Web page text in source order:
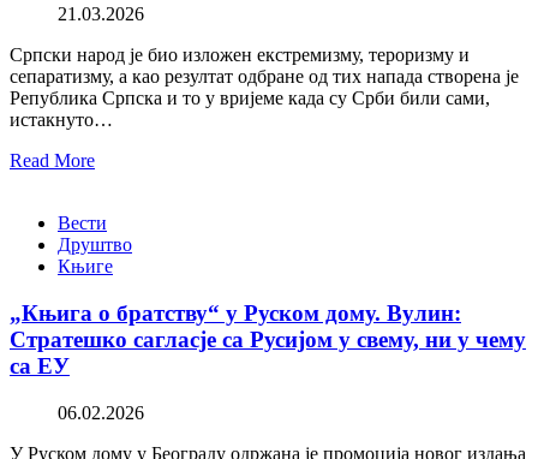
21.03.2026
Српски народ је био изложен екстремизму, тероризму и
сепаратизму, а као резултат одбране од тих напада створена је
Република Српска и то у вријеме када су Срби били сами,
истакнуто…
Read More
Вести
Друштво
Књиге
„Књига о братству“ у Руском дому. Вулин:
Стратешко сагласје са Русијом у свему, ни у чему
са ЕУ
06.02.2026
У Руском дому у Београду одржана је промоција новог издања